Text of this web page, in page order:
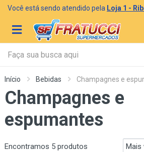
Você está sendo atendido pela Loja 1 -
Início Bebidas Champagnes e
Champagnes e
espumantes
Encontramos 5 produtos